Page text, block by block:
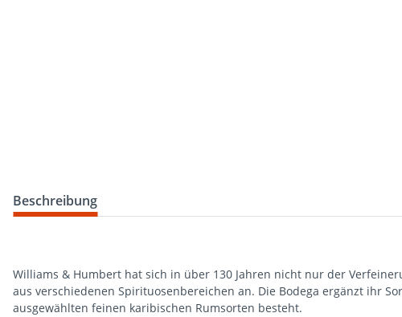
weitere Registerkarten anzeigen
Beschreibung
Williams & Humbert hat sich in über 130 Jahren nicht nur der
aus verschiedenen Spirituosenbereichen an. Die Bodega ergänzt ihr
ausgewählten feinen karibischen Rumsorten besteht.